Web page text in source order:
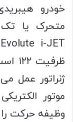
خودرو
متحرک یا
ژنراتور عمل
وظیفه حرکت را